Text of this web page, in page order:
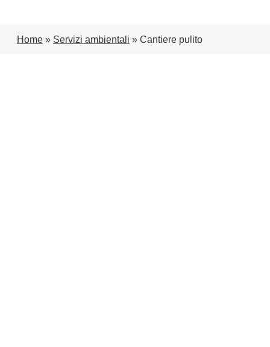
Home » Servizi ambientali » Cantiere pulito